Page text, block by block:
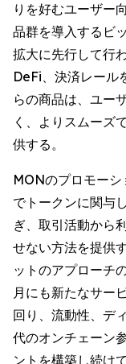
りを好むユーザー
品群を導入するビ
拡大に先行して行
DeFi、決済レール
らの商品は、ユー
く、よりスムーズ
供する。
MONのプロモー
でトークンに関与
ぎ、取引活動から
せない方法を提供
ットのアプローチ
月にも新たなサー
回り、流動性、デ
代のオンチェーン
ントを構築し続け